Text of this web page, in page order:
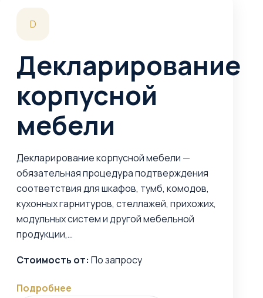
D
Декларирование
корпусной
мебели
Декларирование корпусной мебели —
обязательная процедура подтверждения
соответствия для шкафов, тумб, комодов,
кухонных гарнитуров, стеллажей, прихожих,
модульных систем и другой мебельной
продукции,…
Стоимость от: По запросу
Подробнее